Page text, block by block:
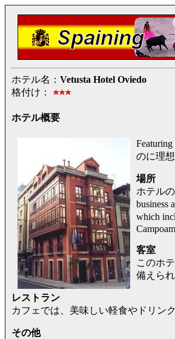
ホテル名： Vetusta Hotel Oviedo
格付け：
ホテル概要
のに理
場所
ホテル
business
which
客室
このホ
備えら
レストラン
カフェでは、美味しい軽食やドリン
その他